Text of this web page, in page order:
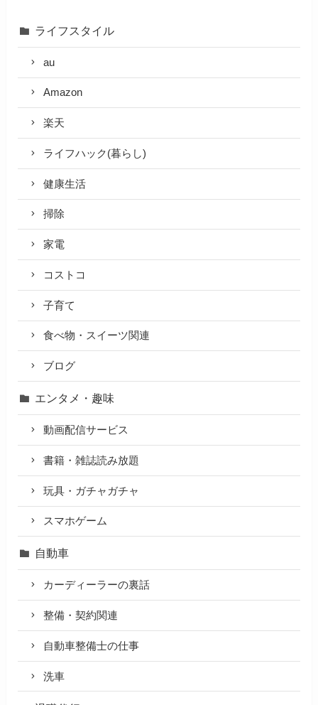
ライフスタイル
au
Amazon
楽天
ライフハック(暮らし)
健康生活
掃除
家電
コストコ
子育て
食べ物・スイーツ関連
ブログ
エンタメ・趣味
動画配信サービス
書籍・雑誌読み放題
玩具・ガチャガチャ
スマホゲーム
自動車
カーディーラーの裏話
整備・契約関連
自動車整備士の仕事
洗車